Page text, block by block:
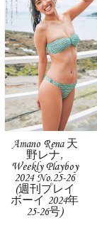
Amano Rena 天
野レナ,
Weekly Playboy
2024 No.25-26
(週刊プレイ
ボーイ 2024年
25-26号)